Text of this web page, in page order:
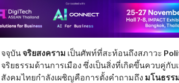
จจุบันจริยสงคราม เป็นศัพท์ที่สะท้อนถึงสภาวะ
จริยธรรมด้านการเมือง ซึ่งเป็นสิ่งที่เกิดขึ้นควบคู่กั
สังคมไทยกำลังเผชิญคือการตั้งคำถามถึง มโนธรร